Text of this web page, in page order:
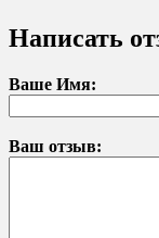
Написать
Ваше Имя:
Ваш отзыв: